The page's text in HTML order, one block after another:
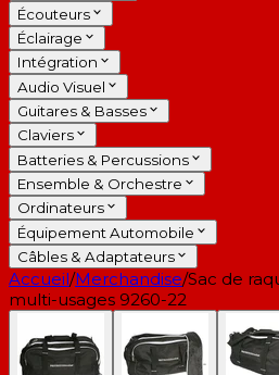
Écouteurs
Éclairage
Intégration
Audio Visuel
Guitares & Basses
Claviers
Batteries & Percussions
Ensemble & Orchestre
Ordinateurs
Équipement Automobile
Câbles & Adaptateurs
Accueil/Merchandise/Sac de
multi-usages 9260-22